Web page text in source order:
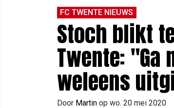
FC TWENTE NIEUWS
Stoch blikt
Twente:
weleens
Door Martin op wo. 20 mei 2020